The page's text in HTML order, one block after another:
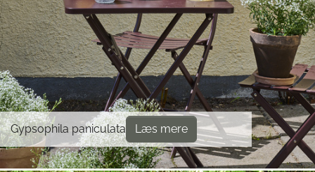
Gypsophila paniculata Læs mere